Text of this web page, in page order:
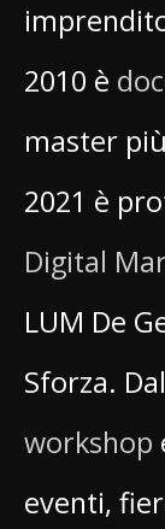
2010 è
master
2021 è
Digital
LUM De
Sforza.
workshop
eventi,